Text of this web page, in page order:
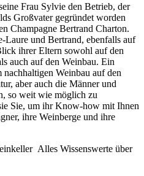
Frau Sylvie den Betrieb, der
Großvater gegründet worden
Champagne Bertrand Charton.
Laure und Bertrand, ebenfalls auf
ihrer Eltern sowohl auf den
auch auf den Weinbau. Ein
Weinbau auf den
aber auch die Männer und
so weit wie möglich zu
Sie, um ihr Know-how mit Ihnen
ihre Weinberge und ihre
Alles Wissenswerte über